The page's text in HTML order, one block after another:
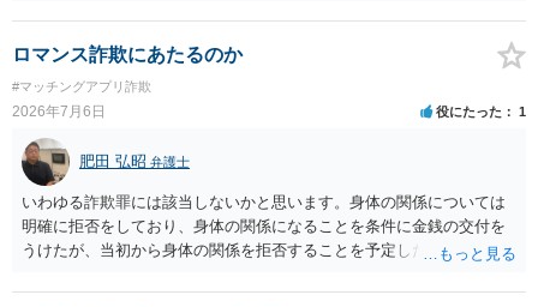
良いかと思います。
ロマンス詐欺にあたるのか
#マッチングアプリ詐欺
2026年7月6日 役にたった 1
肥田 弘昭 弁護士
いわゆる詐欺罪には該当しないかと思います。身体の関係については
明確に拒否をしており、身体の関係になることを条件に金銭の交付を
うけたが、当初から身体の関係を拒否することを予定した等相手を錯
欲しいこと身体の関係は拒否と嘘偽りなく相手に伝えた上で相手もそ